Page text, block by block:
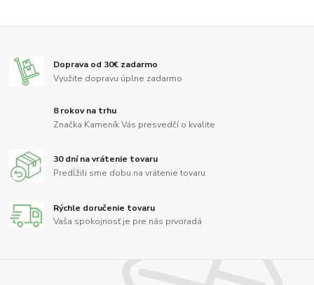
Doprava od 30€ zadarmo
Využite dopravu úplne zadarmo
8 rokov na trhu
Značka Kameník Vás presvedčí o kvalite
30 dní na vrátenie tovaru
Predĺžili sme dobu na vrátenie tovaru
Rýchle doručenie tovaru
Vaša spokojnosť je pre nás prvoradá